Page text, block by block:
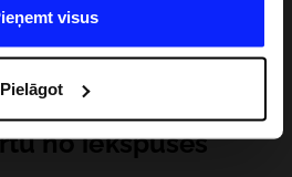
pārsūtīt Jūsu personas datus
veidu, kadā tiek rādīta
partneru piedāvātos risinajumus
informāciju var atrast
un sadaļā "Detaļas".
visus
Pielāgot
no iekšpuses